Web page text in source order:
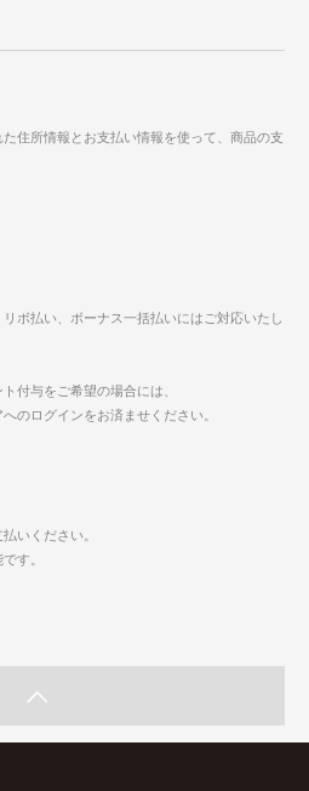
住所情報とお支払い情報を使って、商品の支
ボ払い、ボーナス一括払いにはご対応いたし
付与をご希望の場合には、
のログインをお済ませください。
いください。
す。